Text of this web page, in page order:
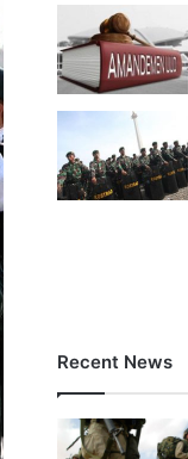
Recent News